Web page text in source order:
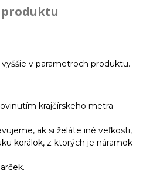
produktu
v parametroch produktu.
krajčírskeho metra
ak si želáte iné veľkosti,
korálok, z ktorých je náramok